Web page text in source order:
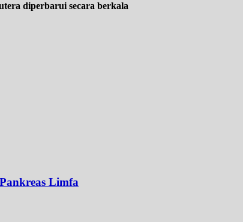
diperbarui secara berkala
Limfa